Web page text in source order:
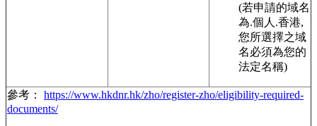
(若申請的域名
為.個人.香港,
您所選擇之域
名必須為您的
法定名稱)
參考： https://www.hkdnr.hk/zho/register-zho/eligibility-required-
documents/